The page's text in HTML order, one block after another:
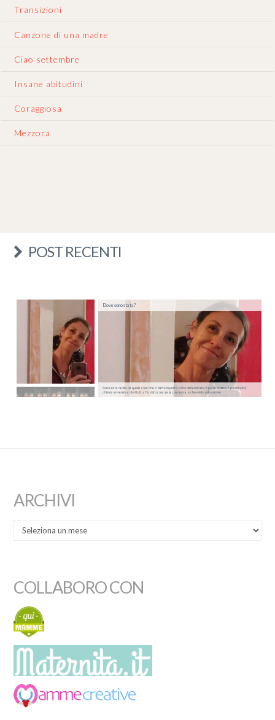
Transizioni
Canzone di una madre
Ciao settembre
Insane abitudini
Coraggiosa
Mezzora
POST RECENTI
Sono stata rapita da quella cosa che ci batte in petto. Vi ho dimenticate. E poi ricordate. E poi mi sono
chiesta se venire a dirvi tutto. Ho visto cosa sia la coscienza, e che esiste solo amore.
Dove sono stata?
ARCHIVI
COLLABORO CON